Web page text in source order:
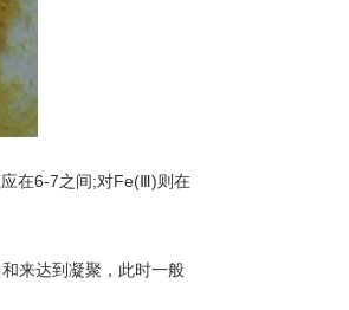
在6-7之间;对Fe(Ⅲ)则在
来达到凝聚，此时一般